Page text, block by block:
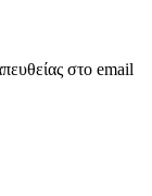
στο email